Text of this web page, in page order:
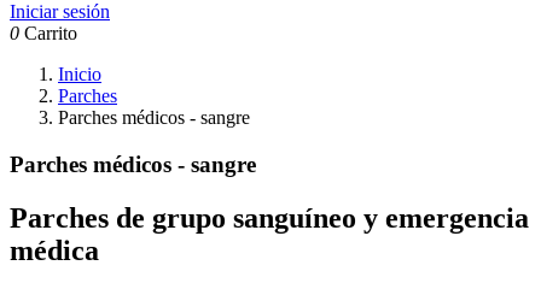
Iniciar sesión
0 Carrito
Inicio
Parches
Parches médicos - sangre
Parches médicos - sangre
Parches de grupo sanguíneo y emergencia
médica